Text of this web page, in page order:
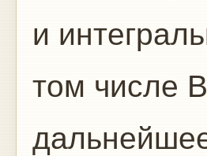
и
том числе